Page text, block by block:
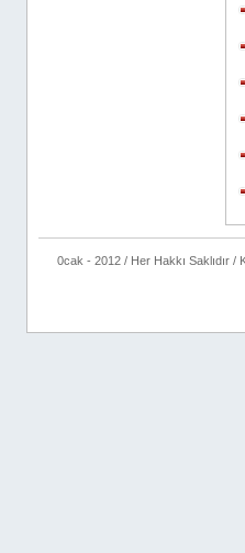
0cak - 2012 / Her Hakkı Saklıdır /